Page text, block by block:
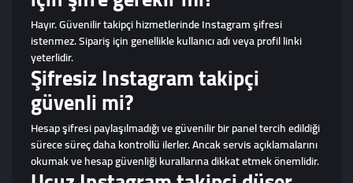
Hayır. Güvenilir takipçi hizmetlerinde Instagram şifresi
istenmez. Sipariş için genellikle kullanıcı adı veya profil linki
yeterlidir.
Şifresiz Instagram takipçi
güvenli mi?
Hesap şifresi paylaşılmadığı ve güvenilir bir panel tercih edildiği
sürece süreç daha kontrollü ilerler. Ancak servis açıklamalarını
okumak ve hesap güvenliği kurallarına dikkat etmek önemlidir.